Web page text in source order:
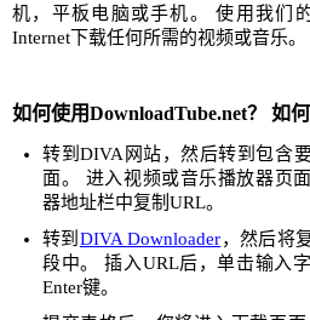
机，平板电脑或手机。 使用我们
Internet下载任何所需的视频或音乐。
如何使用DownloadTube.net？ 如
转到DIVA网站，然后转到包含
面。 进入视频或音乐播放器页
器地址栏中复制URL。
转到 DIVA Downloader，然后将
段中。 插入URL后，单击输入
Enter键。